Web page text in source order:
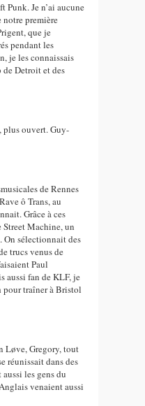
Punk. Je n’ai aucune
notre première
que je
pendant les
je les connaissais
Detroit et des
plus ouvert. Guy-
de Rennes
ô Trans, au
Grâce à ces
Street Machine, un
On sélectionnait des
trucs venus de
Paul
aussi fan de KLF, je
pour traîner à Bristol
Løve, Gregory, tout
réunissait dans des
les gens du
venaient aussi